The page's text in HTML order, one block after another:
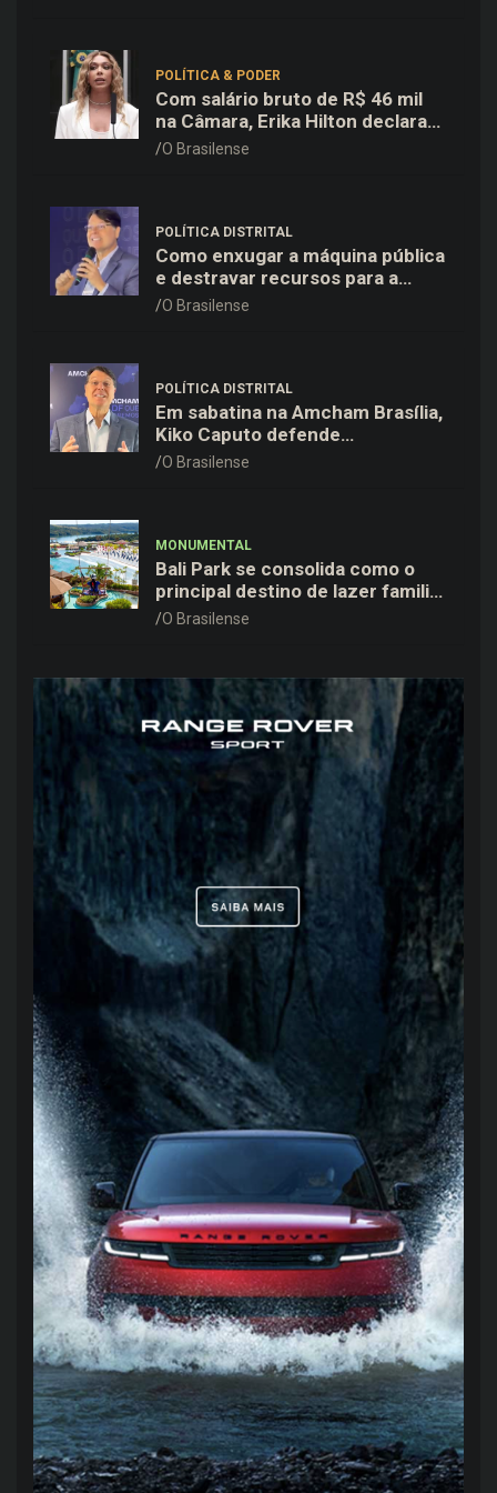
POLÍTICA & PODER
Com salário bruto de R$ 46 mil
na Câmara, Erika Hilton declara
patrimônio de R$ 15,9 mil ao TSE
O Brasilense
POLÍTICA DISTRITAL
Como enxugar a máquina pública
e destravar recursos para a
saúde e educação no DF
O Brasilense
POLÍTICA DISTRITAL
Em sabatina na Amcham Brasília,
Kiko Caputo defende
modernização e plano para
O Brasilense
MONUMENTAL
Bali Park se consolida como o
principal destino de lazer familiar
para o Dia dos Pais no entorno do
O Brasilense